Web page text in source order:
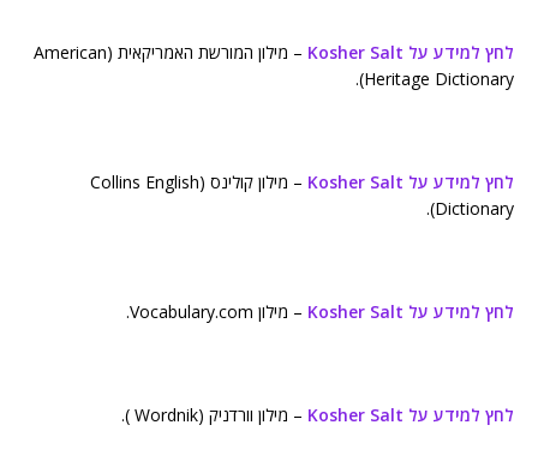
לחץ למידע על Kosher Salt
– מילון המורשת האמריקאית (American
Heritage Dictionary).
לחץ למידע על Kosher Salt
– מילון קולינס (Collins English
Dictionary).
לחץ למידע על Kosher Salt – מילון Vocabulary.com.
לחץ למידע על Kosher Salt – מילון וורדניק (Wordnik ).